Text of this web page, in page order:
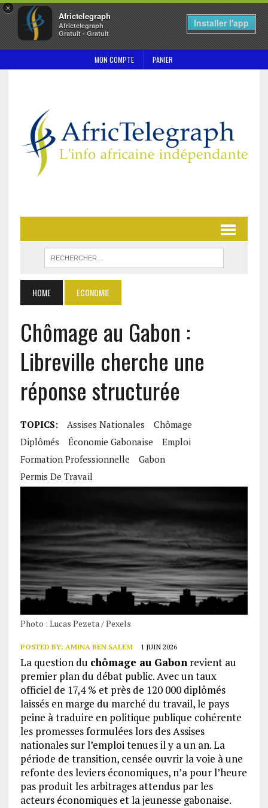
×
Africtelegraph
Africtelegraph
Gratuit - Gratuit
Installer l'app
MON COMPTE PANIER
HOME ECONOMIE
Chômage au Gabon :
Libreville cherche une
réponse structurée
TOPICS: Assises Nationales
Chômage
Diplômés
Économie Gabonaise
Emploi
Formation Professionnelle
Gabon
Permis De Travail
Photo : Lucas Pezeta / Pexels
POSTED BY: AMINA BEN SALEM 1 JUIN 2026
La question du chômage au Gabonrevient au
premier plan du débat public. Avec un taux
officiel de 17,4 % et près de 120 000 diplômés
laissés en marge du marché du travail, le pays
peine à traduire en politique publique cohérente
les promesses formulées lors des Assises
nationales sur l’emploi tenues il y a un an. La
période de transition, censée ouvrir la voie à une
refonte des leviers économiques, n’a pour l’heure
pas produit les arbitrages attendus par les
acteurs économiques et la jeunesse gabonaise.